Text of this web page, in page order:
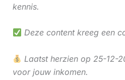
kennis.
Deze content kreeg een
Laatst herzien op 25-12-
voor jouw inkomen.